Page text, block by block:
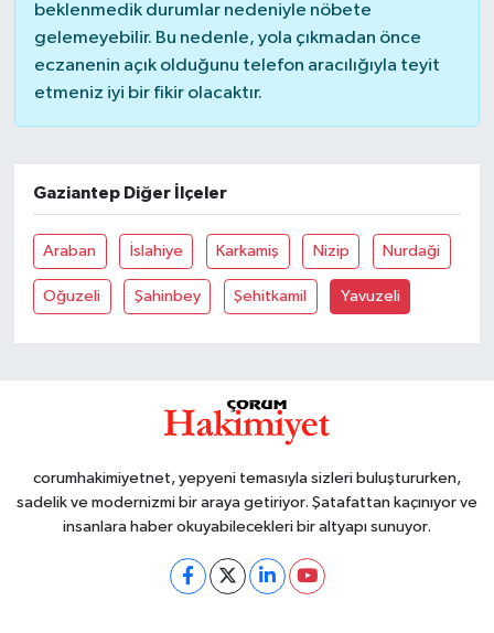
beklenmedik durumlar nedeniyle nöbete
gelemeyebilir. Bu nedenle, yola çıkmadan önce
eczanenin açık olduğunu telefon aracılığıyla teyit
etmeniz iyi bir fikir olacaktır.
Gaziantep Diğer İlçeler
Araban İslahiye Karkamiş Nizip Nurdaği
Oğuzeli Şahinbey Şehitkamil Yavuzeli
corumhakimiyetnet, yepyeni temasıyla sizleri buluştururken,
sadelik ve modernizmi bir araya getiriyor. Şatafattan kaçınıyor ve
insanlara haber okuyabilecekleri bir altyapı sunuyor.